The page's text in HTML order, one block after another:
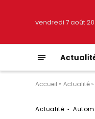
vendredi 7 août
Accueil » Actualité »
Actualité